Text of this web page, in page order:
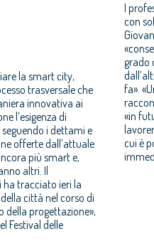
la smart city,
trasversale che
innovativa ai
l’esigenza di
i dettami e
offerte dall’attuale
più smart e,
altri. Il
ha tracciato ieri la
città nel corso di
della progettazione»,
Festival delle
I
con
grado
fa».
«in
cui è